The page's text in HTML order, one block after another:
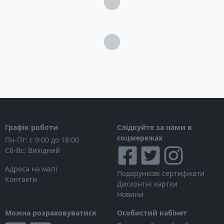
Петлі для льодоруба
Графік роботи
Пн-Пт: с 9:00 до 18:00
Сб-Вс: Вихідний
Адреса на мапі
Контакти
Слідкуйте за нами в
соцмережах
Подарункові сертифікати
Дисконтні картки
Новини
Можна розраховуватися
Особистий кабінет